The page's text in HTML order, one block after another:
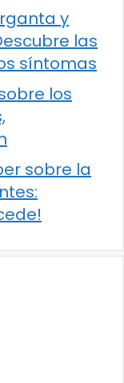
y
las
síntomas
los
sobre la